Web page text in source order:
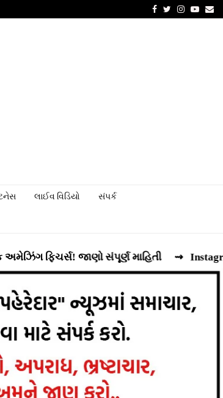
FacebookTwitter
Instagram
લાઈવ વિડિયો સંપર્ક
જાણો સંપૂર્ણ માહિતી ⇝ Instagram